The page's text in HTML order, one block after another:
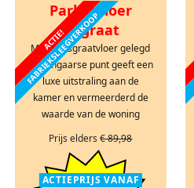
ACTIE!
FABRIEKSLEEGVERKOOP
Parketvloer
visgraat
Mooie visgraatvloer gelegd
in Hongaarse punt geeft een
luxe uitstraling aan de
kamer en vermeerderd de
waarde van de woning
Prijs elders€ 89,98
ACTIEPRIJS VANAF